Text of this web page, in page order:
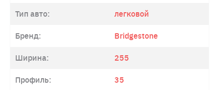
Тип авто: легковой
Бренд: Bridgestone
Ширина: 255
Профиль: 35